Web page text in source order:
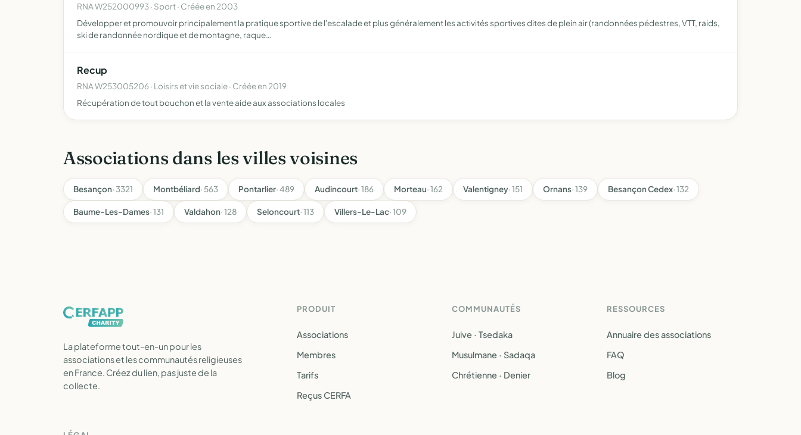
RNA W252000993 · Sport · Créée en 2003
Développer et promouvoir principalement la pratique sportive de l'escalade et plus généralement les activités sportives dites de plein air (randonnées pédestres, VTT, raids,
ski de randonnée nordique et de montagne, raque…
Recup
RNA W253005206 · Loisirs et vie sociale · Créée en 2019
Récupération de tout bouchon et la vente aide aux associations locales
Associations dans les villes voisines
Besançon· 3321 Montbéliard· 563 Pontarlier· 489 Audincourt· 186 Morteau· 162 Valentigney· 151 Ornans· 139 Besançon Cedex· 132
Baume-Les-Dames· 131 Valdahon· 128 Seloncourt· 113 Villers-Le-Lac· 109
La plateforme tout-en-un pour les
associations et les communautés religieuses
en France. Créez du lien, pas juste de la
collecte.
PRODUIT
Associations
Membres
Tarifs
Reçus CERFA
COMMUNAUTÉS
Juive · Tsedaka
Musulmane · Sadaqa
Chrétienne · Denier
RESSOURCES
Annuaire des associations
FAQ
Blog